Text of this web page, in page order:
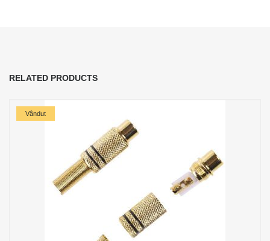
RELATED PRODUCTS
Vândut